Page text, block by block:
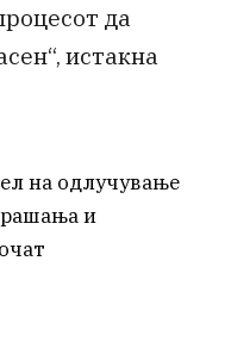
да
истакна
на одлучување
и